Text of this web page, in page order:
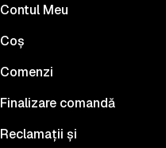
Contul Meu
Coș
Comenzi
Finalizare comandă
Reclamații și